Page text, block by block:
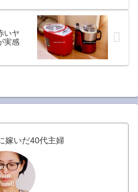
いヤ
実感
嫁いだ40代主婦